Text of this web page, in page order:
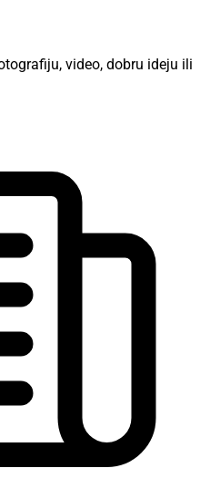
video, dobru ideju ili